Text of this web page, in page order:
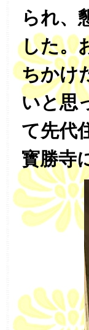
られ、
した。
ちかけ
いと思
て先代
寳勝寺